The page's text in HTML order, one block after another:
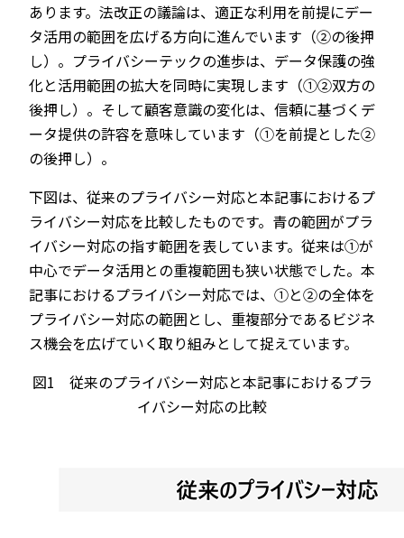
あります。法改正の議論は、適正な利用を前提にデー
タ活用の範囲を広げる方向に進んでいます（②の後押
し）。プライバシーテックの進歩は、データ保護の強
化と活用範囲の拡大を同時に実現します（①②双方の
後押し）。そして顧客意識の変化は、信頼に基づくデ
ータ提供の許容を意味しています（①を前提とした②
の後押し）。
下図は、従来のプライバシー対応と本記事におけるプ
ライバシー対応を比較したものです。青の範囲がプラ
イバシー対応の指す範囲を表しています。従来は①が
中心でデータ活用との重複範囲も狭い状態でした。本
記事におけるプライバシー対応では、①と②の全体を
プライバシー対応の範囲とし、重複部分であるビジネ
ス機会を広げていく取り組みとして捉えています。
図1 従来のプライバシー対応と本記事におけるプラ
イバシー対応の比較